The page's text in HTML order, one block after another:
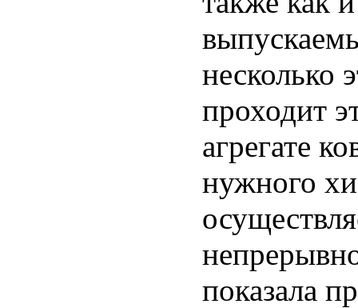
несколько
проходит
агрегате
нужного
показала